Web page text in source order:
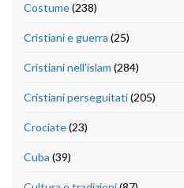
Costume(238)
Cristiani e guerra (25)
Cristiani nell'islam (284)
Cristiani perseguitati(205)
Crociate(23)
Cuba (39)